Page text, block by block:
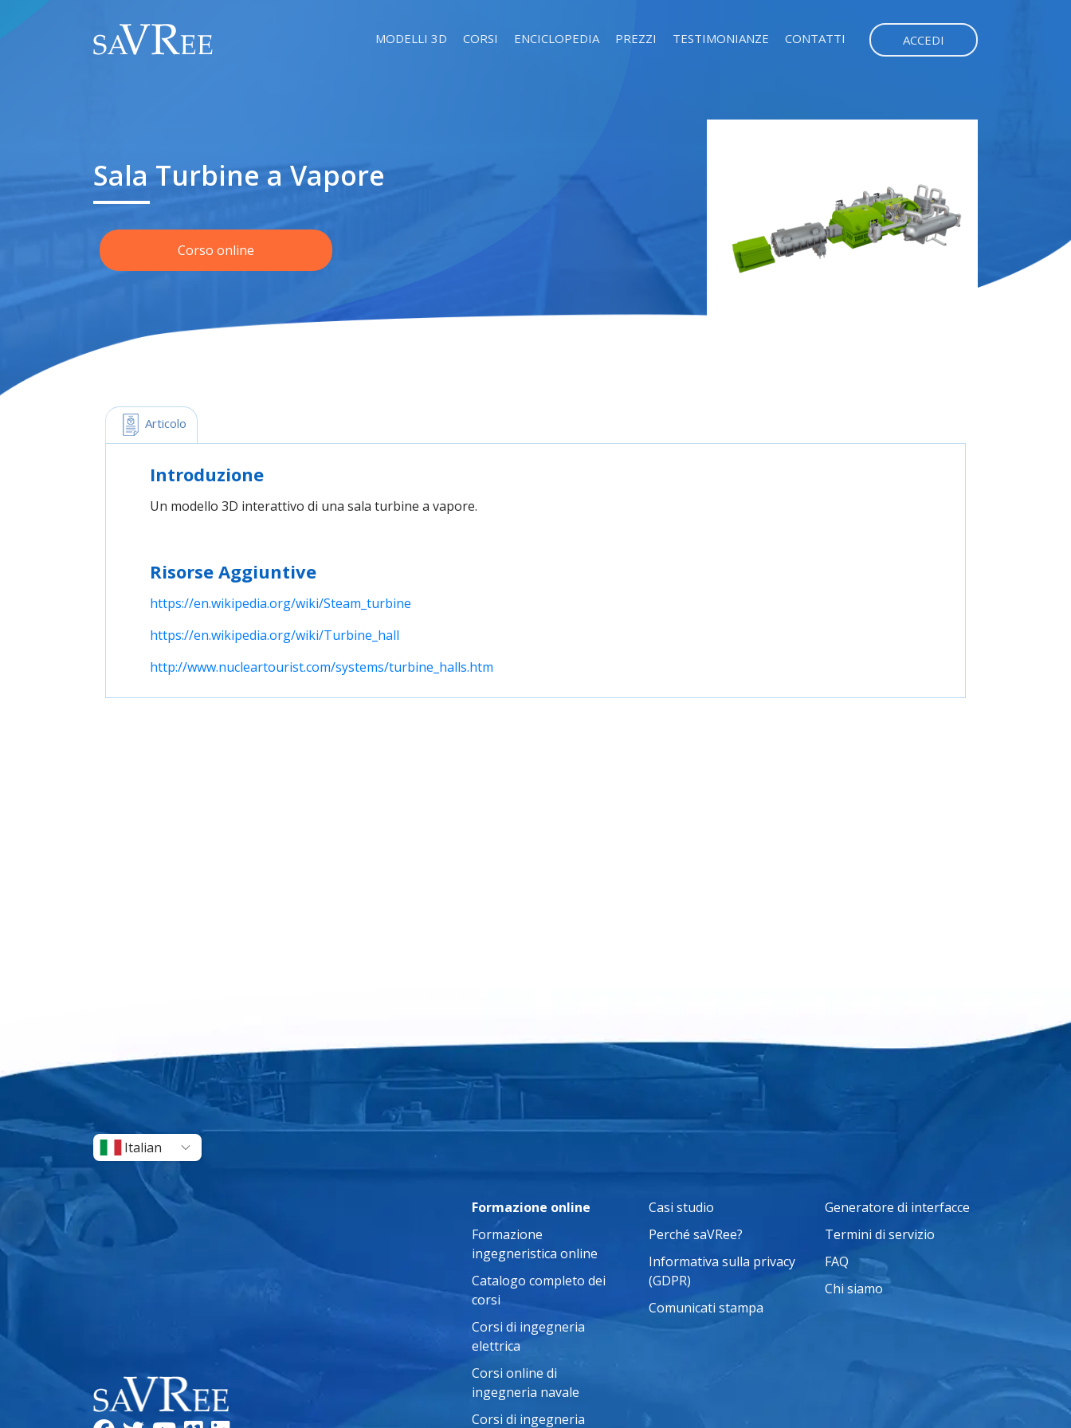
MODELLI 3D CORSI ENCICLOPEDIA PREZZI TESTIMONIANZE CONTATTI ACCEDI
Sala Turbine a Vapore
Corso online
Articolo
Introduzione
Un modello 3D interattivo di una sala turbine a vapore.
Risorse Aggiuntive
https://en.wikipedia.org/wiki/Steam_turbine
https://en.wikipedia.org/wiki/Turbine_hall
http://www.nucleartourist.com/systems/turbine_halls.htm
Italian
Formazione online
Formazione
ingegneristica online
Catalogo completo dei
corsi
Corsi di ingegneria
elettrica
Corsi online di
ingegneria navale
Corsi di ingegneria
Casi studio
Perché saVRee?
Informativa sulla privacy
(GDPR)
Comunicati stampa
Generatore di interfacce
Termini di servizio
FAQ
Chi siamo